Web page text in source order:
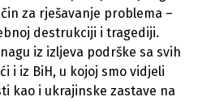
za rješavanje problema –
destrukciji i tragediji.
iz izljeva podrške sa svih
i iz BiH, u kojoj smo vidjeli
kao i ukrajinske zastave na